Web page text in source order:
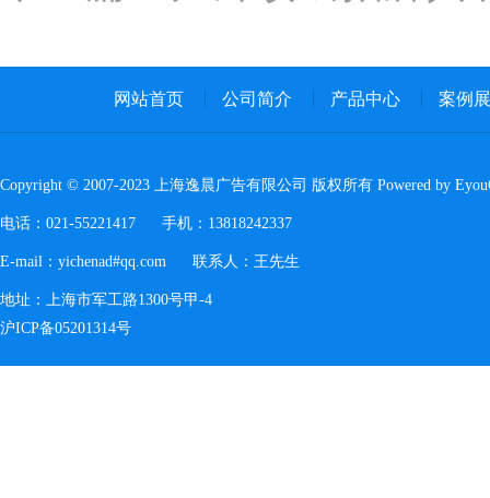
网站首页 公司简介 产品中心 案例
Copyright © 2007-2023 上海逸晨广告有限公司 版权所有 Powered by
电话：021-55221417 手机：13818242337
E-mail：yichenad#qq.com 联系人：王先生
地址：上海市军工路1300号甲-4
沪ICP备05201314号